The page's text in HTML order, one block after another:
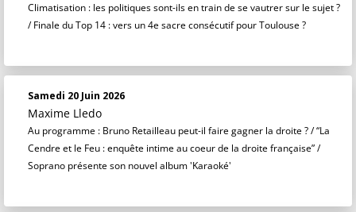
Climatisation : les politiques sont-ils en train de se vautrer sur le sujet ?
/ Finale du Top 14 : vers un 4e sacre consécutif pour Toulouse ?
Samedi 20 Juin 2026
Maxime Lledo
Au programme : Bruno Retailleau peut-il faire gagner la droite ? / “La
Cendre et le Feu : enquête intime au coeur de la droite française” /
Soprano présente son nouvel album 'Karaoké'